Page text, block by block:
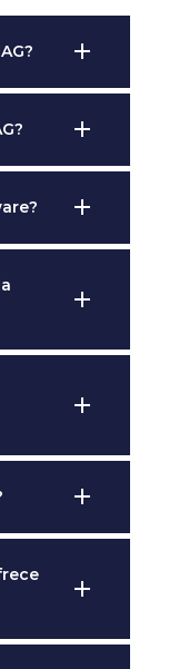
add
add
add
add
add
add
add